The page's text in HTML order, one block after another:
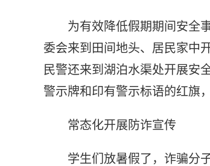
为有效降低假期期间安全
委会来到田间地头、居民家中
民警还来到湖泊水渠处开展安
警示牌和印有警示标语的红旗
常态化开展防诈宣传
学生们放暑假了，诈骗分